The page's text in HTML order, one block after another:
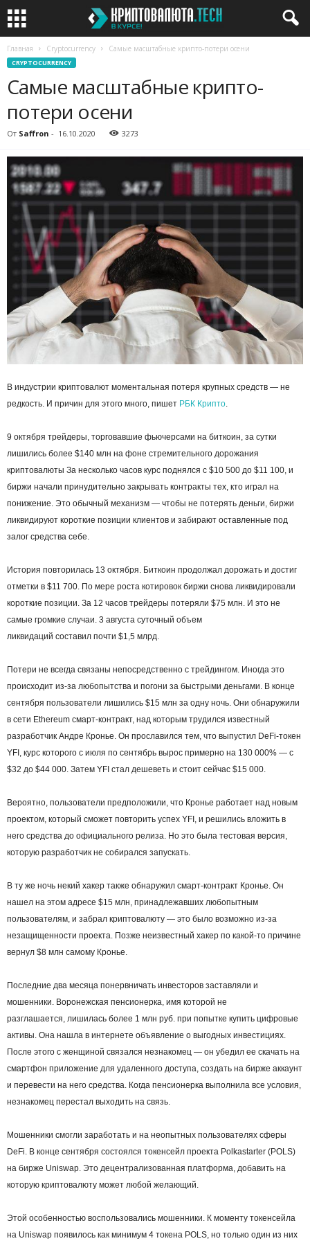
Главная Cryptocurrency Самые масштабные крипто-потери осени
CRYPTOCURRENCY
Самые масштабные крипто-
потери осени
От Saffron - 16.10.2020 3273
В индустрии криптовалют моментальная потеря крупных средств — не
редкость. И причин для этого много, пишет РБК Крипто
9 октября трейдеры, торговавшие фьючерсами на биткоин, за сутки
лишились более $140 млн на фоне стремительного дорожания
криптовалюты За несколько часов курс поднялся с $10 500 до $11 100, и
биржи начали принудительно закрывать контракты тех, кто играл на
понижение. Это обычный механизм — чтобы не потерять деньги, биржи
ликвидируют короткие позиции клиентов и забирают оставленные под
залог средства себе.
История повторилась 13 октября. Биткоин продолжал дорожать и достиг
отметки в $11 700. По мере роста котировок биржи снова ликвидировали
короткие позиции. За 12 часов трейдеры потеряли $75 млн. И это не
самые громкие случаи. 3 августа суточный объем
ликвидаций составил почти $1,5 млрд.
Потери не всегда связаны непосредственно с трейдингом. Иногда это
происходит из-за любопытства и погони за быстрыми деньгами. В конце
сентября пользователи лишились $15 млн за одну ночь. Они обнаружили
в сети Ethereum смарт-контракт, над которым трудился известный
разработчик Андре Кронье. Он прославился тем, что выпустил DeFi-токен
YFI, курс которого с июля по сентябрь вырос примерно на 130 000% — с
$32 до $44 000. Затем YFI стал дешеветь и стоит сейчас $15 000.
Вероятно, пользователи предположили, что Кронье работает над новым
проектом, который сможет повторить успех YFI, и решились вложить в
него средства до официального релиза. Но это была тестовая версия,
которую разработчик не собирался запускать.
В ту же ночь некий хакер также обнаружил смарт-контракт Кронье. Он
нашел на этом адресе $15 млн, принадлежавших любопытным
пользователям, и забрал криптовалюту — это было возможно из-за
незащищенности проекта. Позже неизвестный хакер по какой-то причине
вернул $8 млн самому Кронье.
Последние два месяца понервничать инвесторов заставляли и
мошенники. Воронежская пенсионерка, имя которой не
разглашается, лишилась более 1 млн руб. при попытке купить цифровые
активы. Она нашла в интернете объявление о выгодных инвестициях.
После этого с женщиной связался незнакомец — он убедил ее скачать на
смартфон приложение для удаленного доступа, создать на бирже аккаунт
и перевести на него средства. Когда пенсионерка выполнила все условия,
незнакомец перестал выходить на связь.
Мошенники смогли заработать и на неопытных пользователях сферы
DeFi. В конце сентября состоялся токенсейл проекта Polkastarter (POLS)
на бирже Uniswap. Это децентрализованная платформа, добавить на
которую криптовалюту может любой желающий.
Этой особенностью воспользовались мошенники. К моменту токенсейла
на Uniswap появилось как минимум 4 токена POLS, но только один из них